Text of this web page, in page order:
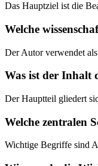
Das Hauptziel ist die
Welche
Der Autor verwendet
Was ist der Inhalt
Der Hauptteil gliedert
Welche zentralen
Wichtige Begriffe sind